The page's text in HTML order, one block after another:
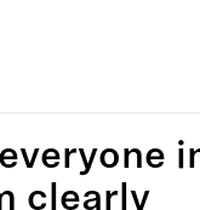
clearly